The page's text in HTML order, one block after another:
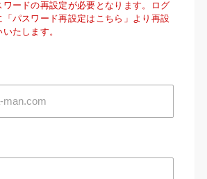
ワードの再設定が必要となります。ログ
「パスワード再設定はこちら」より再設
たします。